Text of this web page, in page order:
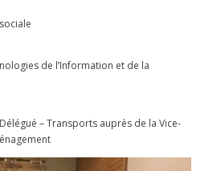
de l’Information et de la
– Transports auprès de la Vice-